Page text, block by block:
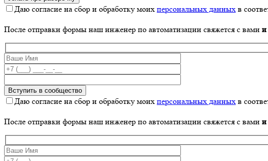
Даю согласие на сбор и обработку моих персональных данных в
После отправки формы наш инженер по автоматизации свяжется с вами и
Даю согласие на сбор и обработку моих персональных данных в
После отправки формы наш инженер по автоматизации свяжется с вами и